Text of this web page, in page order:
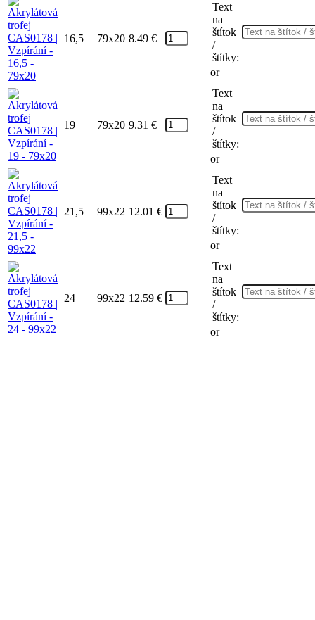
16,5 79x20 8.49 €
Text
na
štítok
/
štítky:
or
19 79x20 9.31 €
Text
na
štítok
/
štítky:
or
21,5 99x22 12.01 €
Text
na
štítok
/
štítky:
or
24 99x22 12.59 €
Text
na
štítok
/
štítky:
or